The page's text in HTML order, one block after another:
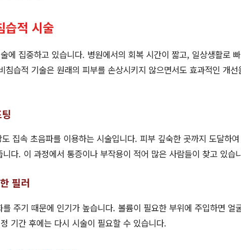
습적 시술
에 집중하고 있습니다. 병원에서의 회복 시간이 짧고, 일상생활로
침습적 기술은 원래의 피부를 손상시키지 않으면서도 효과적인 개
집속 초음파를 이용하는 시술입니다. 피부 깊숙한 곳까지 도달하
다. 이 과정에서 통증이나 부작용이 적어 많은 사람들이 찾고 있습
필러
주기 때문에 인기가 높습니다. 볼륨이 필요한 부위에 주입하면 얼
기간 후에는 다시 시술이 필요할 수 있습니다.